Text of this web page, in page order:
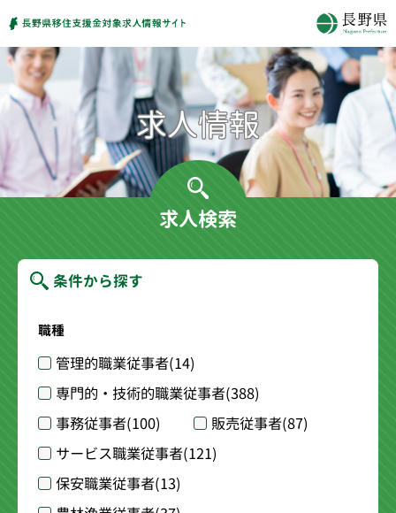
求人検索
条件から探す
職種
管理的職業従事者(14)
専門的・技術的職業従事者(388)
事務従事者(100) 販売従事者(87)
サービス職業従事者(121)
保安職業従事者(13)